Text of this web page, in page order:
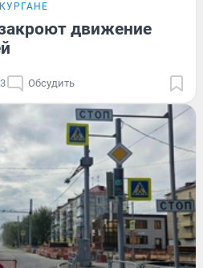
движение
Обсудить